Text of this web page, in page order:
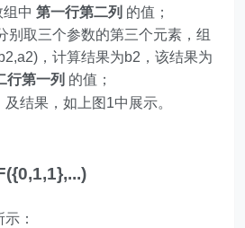
组中第一行第二列 的值；
别取三个参数的第三个元素，组
，计算结果为b2，该结果为
行第一列 的值；
结果，如上图1中展示。
：